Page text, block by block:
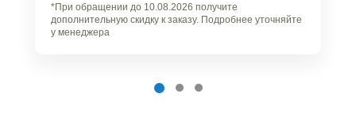
*При обращении до 10.08.2026 получите
дополнительную скидку к заказу. Подробнее уточняйте
у менеджера